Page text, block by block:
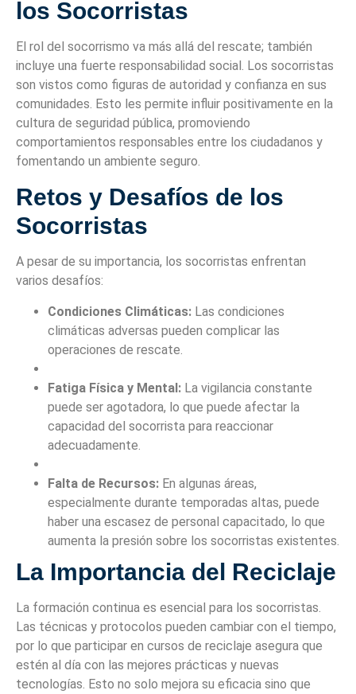
los Socorristas
El rol del socorrismo va más allá del rescate; también
incluye una fuerte responsabilidad social. Los socorristas
son vistos como figuras de autoridad y confianza en sus
comunidades. Esto les permite influir positivamente en la
cultura de seguridad pública, promoviendo
comportamientos responsables entre los ciudadanos y
fomentando un ambiente seguro.
Retos y Desafíos de los
Socorristas
A pesar de su importancia, los socorristas enfrentan
varios desafíos:
Condiciones Climáticas: Las condiciones
climáticas adversas pueden complicar las
operaciones de rescate.
Fatiga Física y Mental: La vigilancia constante
puede ser agotadora, lo que puede afectar la
capacidad del socorrista para reaccionar
adecuadamente.
Falta de Recursos: En algunas áreas,
especialmente durante temporadas altas, puede
haber una escasez de personal capacitado, lo que
aumenta la presión sobre los socorristas existentes.
La Importancia del Reciclaje
La formación continua es esencial para los socorristas.
Las técnicas y protocolos pueden cambiar con el tiempo,
por lo que participar en cursos de reciclaje asegura que
estén al día con las mejores prácticas y nuevas
tecnologías. Esto no solo mejora su eficacia sino que